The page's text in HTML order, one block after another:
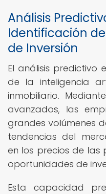
Análisis
Identificación
de Inversión
El análisis predictivo
de la inteligencia
inmobiliario.
avanzados, las
grandes volúmenes
tendencias del
en los precios de
oportunidades de
Esta capacidad